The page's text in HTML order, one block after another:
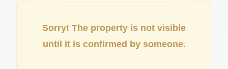
Sorry! The property is not visible
until it is confirmed by someone.